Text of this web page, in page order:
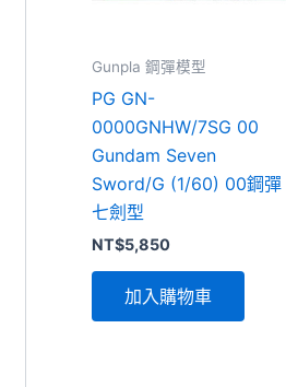
Gunpla 鋼彈模型
PG GN-
0000GNHW/7SG 00
Gundam Seven
Sword/G (1/60) 00鋼彈
七劍型
NT$5,850
加入購物車